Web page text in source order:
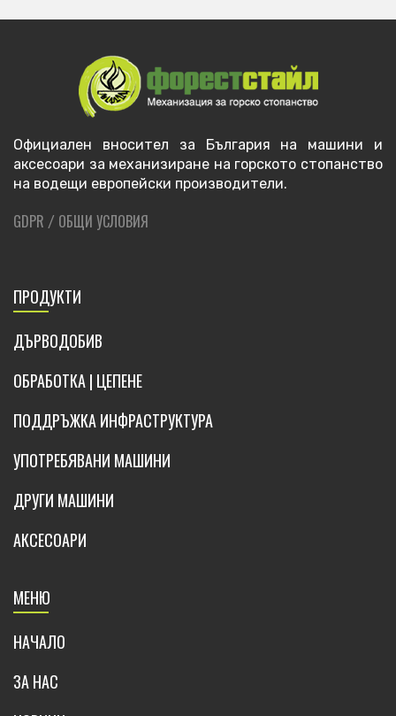
Официален вносител за България на машини и
аксесоари за механизиране на горското стопанство
на водещи европейски производители.
GDPR / ОБЩИ УСЛОВИЯ
ПРОДУКТИ
ДЪРВОДОБИВ
ОБРАБОТКА | ЦЕПЕНЕ
ПОДДРЪЖКА ИНФРАСТРУКТУРА
УПОТРЕБЯВАНИ МАШИНИ
ДРУГИ МАШИНИ
АКСЕСОАРИ
МЕНЮ
НАЧАЛО
ЗА НАС